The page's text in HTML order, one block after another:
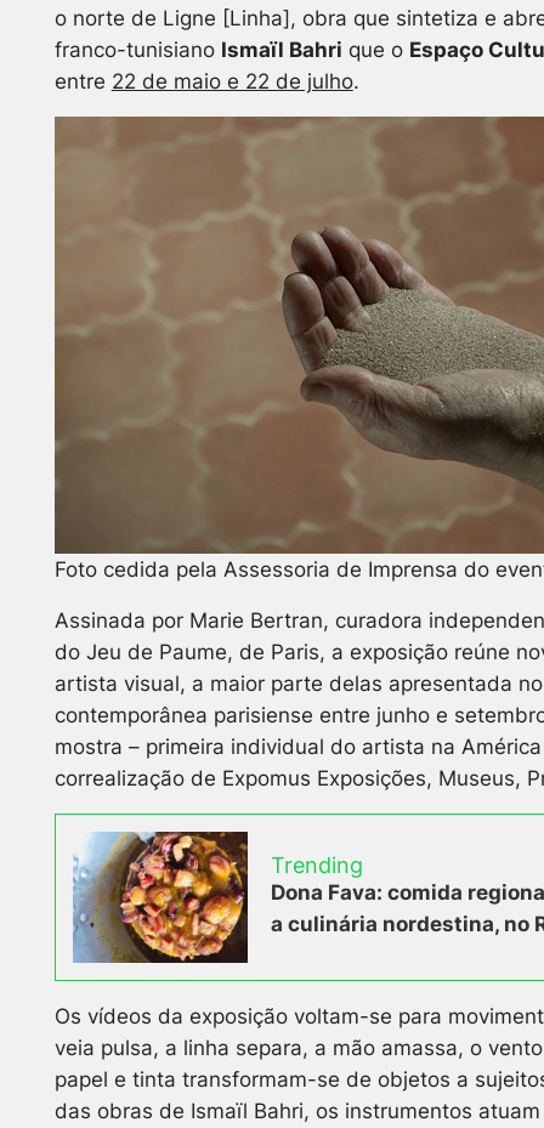
o norte de Ligne [Linha], obra que sintetiza e
franco-tunisiano Ismaïl Bahri que o Espaço
entre 22 de maio e 22 de julho.
Foto cedida pela Assessoria de Imprensa do
Assinada por Marie Bertran, curadora
do Jeu de Paume, de Paris, a exposição reúne
artista visual, a maior parte delas apresentada
contemporânea parisiense entre junho e
mostra – primeira individual do artista na
correalização de Expomus Exposições, Museus,
Trending
Dona Fava: comida
a culinária nordestina, no
Os vídeos da exposição voltam-se para
veia pulsa, a linha separa, a mão amassa, o
papel e tinta transformam-se de objetos a
das obras de Ismaïl Bahri, os instrumentos